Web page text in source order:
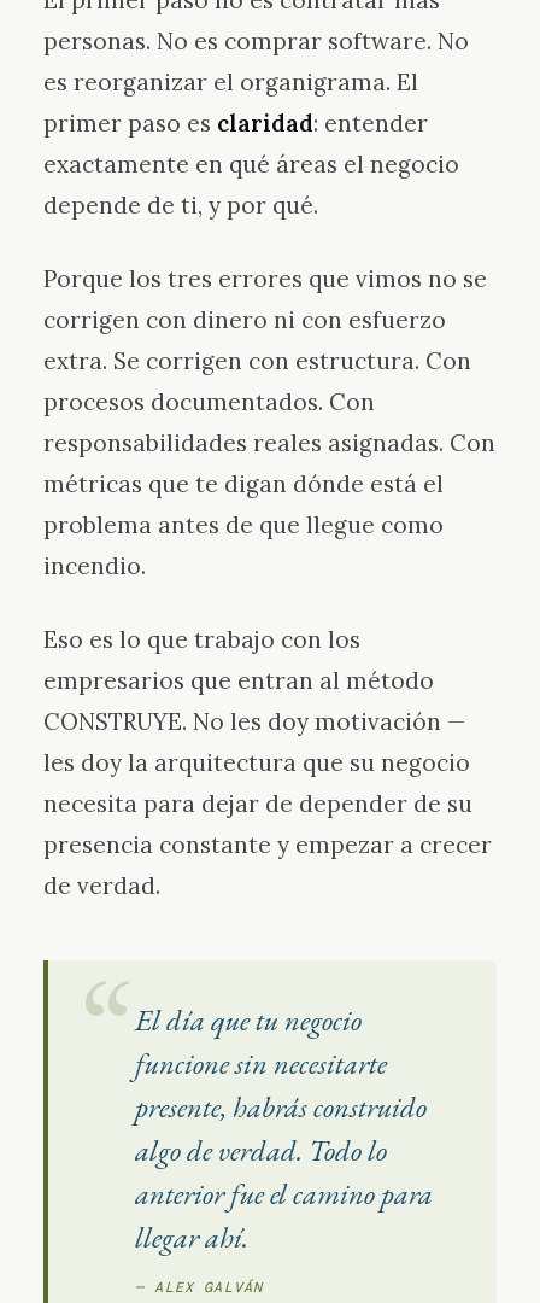
personas. No es comprar software. No
es reorganizar el organigrama. El
primer paso es claridad: entender
exactamente en qué áreas el negocio
depende de ti, y por qué.
Porque los tres errores que vimos no se
corrigen con dinero ni con esfuerzo
extra. Se corrigen con estructura. Con
procesos documentados. Con
responsabilidades reales asignadas. Con
métricas que te digan dónde está el
problema antes de que llegue como
incendio.
Eso es lo que trabajo con los
empresarios que entran al método
CONSTRUYE. No les doy motivación —
les doy la arquitectura que su negocio
necesita para dejar de depender de su
presencia constante y empezar a crecer
de verdad.
El día que tu negocio
funcione sin necesitarte
presente, habrás construido
algo de verdad. Todo lo
anterior fue el camino para
llegar ahí.
— ALEX GALVÁN